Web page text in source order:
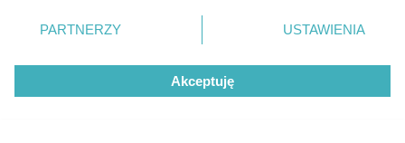
zmienić/wycofać klikając przycisk ustawień prywatności
znajdujący się w lewym dolnym rogu strony
rodzaje przetwarzania danych nie wymagają zgody
użytkownika, ale masz prawo sprzeciwić się takiemu
przetwarzaniu. Preferencje będą miały zastosowanie tylko
PARTNERZY USTAWIENIA
Akceptuję